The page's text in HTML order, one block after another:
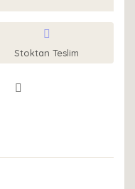
Stoktan Teslim